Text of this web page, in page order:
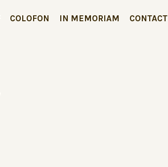
COLOFON IN MEMORIAM CONTACT